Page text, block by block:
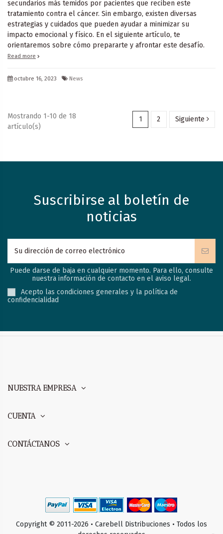
secundarios más temidos por pacientes que reciben este
tratamiento contra el cáncer. Sin embargo, existen diversas
estrategias y cuidados que pueden ayudar a minimizar su
impacto emocional y físico. En el siguiente artículo, te
orientaremos sobre cómo prepararte y afrontar este desafío.
Read more
octubre 16, 2023 News
Mostrando 1-10 de 18
artículo(s)
1 2 Siguiente
Suscribirse al boletín de
noticias
Puede darse de baja en cualquier momento. Para ello, consulte
nuestra información de contacto en el aviso legal.
Acepto las condiciones generales y la política de
confidencialidad
NUESTRA EMPRESA
CUENTA
CONTÁCTANOS
Copyright © 2011-2026 • Carebell Distribuciones • Todos los